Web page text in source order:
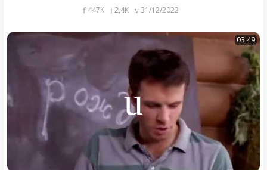
447K 2,4K 31/12/2022
03:49